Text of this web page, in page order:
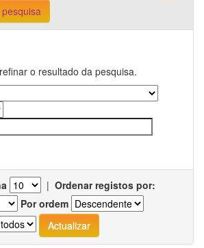
o resultado da pesquisa.
| Ordenar registos por:
Por ordem